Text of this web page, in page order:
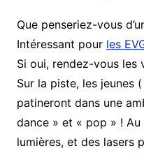
Que penseriez-vous
Intéressant pour les
Si oui, rendez-vous les
Sur la piste, les jeunes
patineront dans une
dance » et « pop » !
lumières, et des lasers